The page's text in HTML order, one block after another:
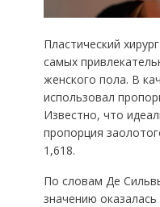
Пластический
самых
женского пола. В
использовал
Известно, что
пропорция
1,618.
По словам Де
значению